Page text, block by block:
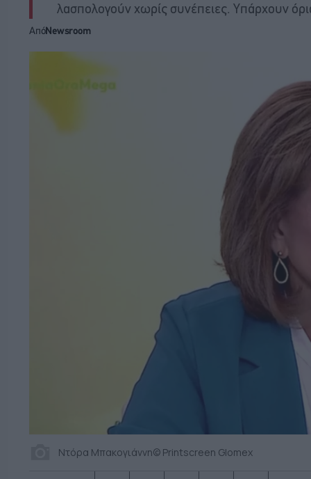
λασπολογούν χωρίς συνέπειες. Υπάρχουν
ΑπόNewsroom
Ντόρα Μπακογιάννη© Printscreen Glomex